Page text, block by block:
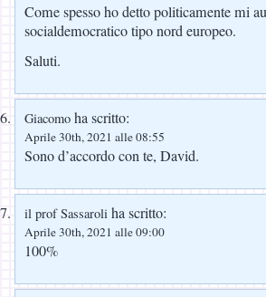
Come spesso ho detto politicamente mi
socialdemocratico tipo nord europeo.
Saluti.
Giacomo ha scritto:
Aprile 30th, 2021 alle 08:55
Sono d’accordo con te, David.
il prof Sassaroli ha scritto:
Aprile 30th, 2021 alle 09:00
100%